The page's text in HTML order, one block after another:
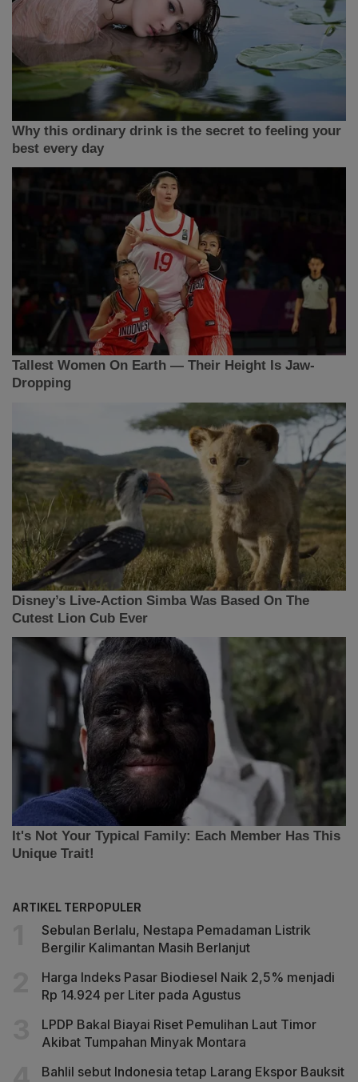
ARTIKEL TERPOPULER
Sebulan Berlalu, Nestapa Pemadaman Listrik
Bergilir Kalimantan Masih Berlanjut
Harga Indeks Pasar Biodiesel Naik 2,5% menjadi
Rp 14.924 per Liter pada Agustus
LPDP Bakal Biayai Riset Pemulihan Laut Timor
Akibat Tumpahan Minyak Montara
Bahlil sebut Indonesia tetap Larang Ekspor Bauksit